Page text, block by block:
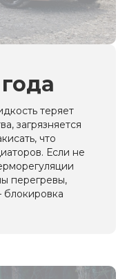
года
теряет
загрязняется
что
Если не
перегревы,